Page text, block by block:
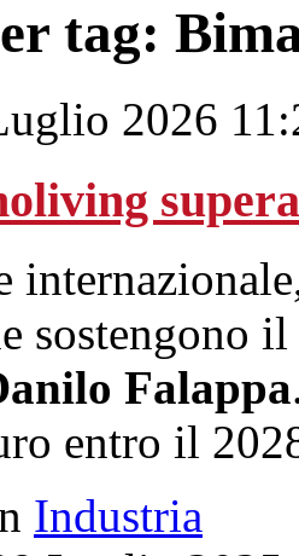
tag:
2026
sostengono
Falappa
entro il
Industria